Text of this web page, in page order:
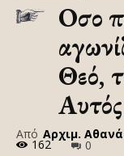
Οσο
Θεό,
Από Αρχιμ.
162 0